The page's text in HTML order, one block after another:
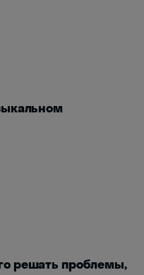
решать проблемы,